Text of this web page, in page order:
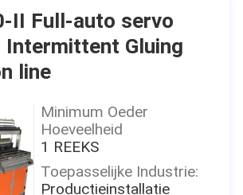
Machinenaam:
Het Lijmen van pp de
Ononderbroken
Productielijn van de
Gebruik:
Het lijmen
Beschikbare breedte:
650/900/950/1250mm
II Full-auto servo
Intermittent Gluing
line
Minimum Oeder
Hoeveelheid
1 REEKS
Toepasselijke Industrie:
Productieinstallatie